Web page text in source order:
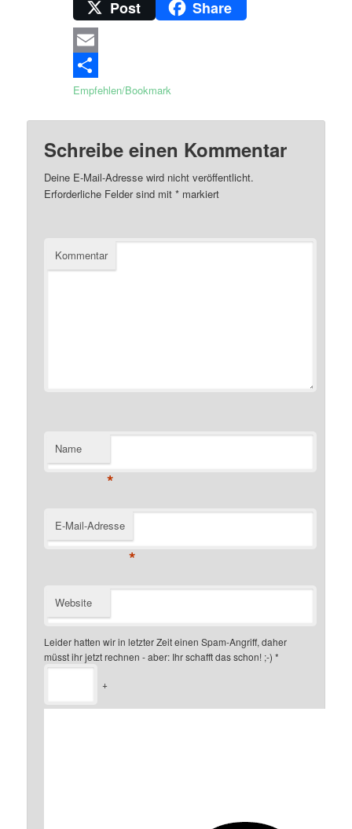
Post Share
Email
Empfehlen/Bookmark
Schreibe einen Kommentar
Deine E-Mail-Adresse wird nicht veröffentlicht.
Erforderliche Felder sind mit* markiert
Kommentar
Name
*
E-Mail-Adresse
*
Website
Leider hatten wir in letzter Zeit einen Spam-Angriff, daher
müsst ihr jetzt rechnen - aber: Ihr schafft das schon! ;-) *
+